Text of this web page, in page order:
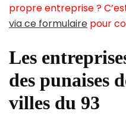
propre entreprise ?
via ce formulaire pour
Les
des punaises
villes du 93